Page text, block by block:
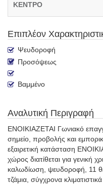
ΚΕΝΤΡΟ
Επιπλέον
Ψευδοροφή
Προσόψεως
Βαμμένο
Αναλυτική Περιγραφή
ΕΝΟΙΚΙΑΖΕΤΑΙ Γωνιακό
σημείο, προβολής και
εξαιρετική κατάσταση
χώρος διατίθεται για γενική
καλωδίωση, ψευδοροφή, 11
τζάμια, σύγχρονα